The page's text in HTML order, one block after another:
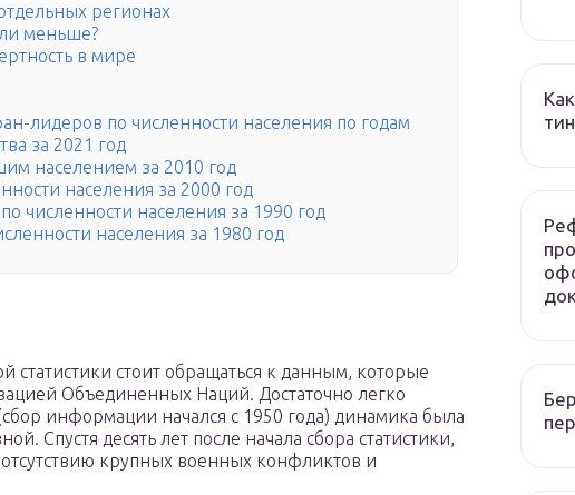
регионах
меньше?
в мире
лидеров по численности населения по годам
за 2021 год
населением за 2010 год
населения за 2000 год
численности населения за 1990 год
населения за 1980 год
статистики стоит обращаться к данным, которые
Объединенных Наций. Достаточно легко
информации начался с 1950 года) динамика была
Спустя десять лет после начала сбора статистики,
отсутствию крупных военных конфликтов и